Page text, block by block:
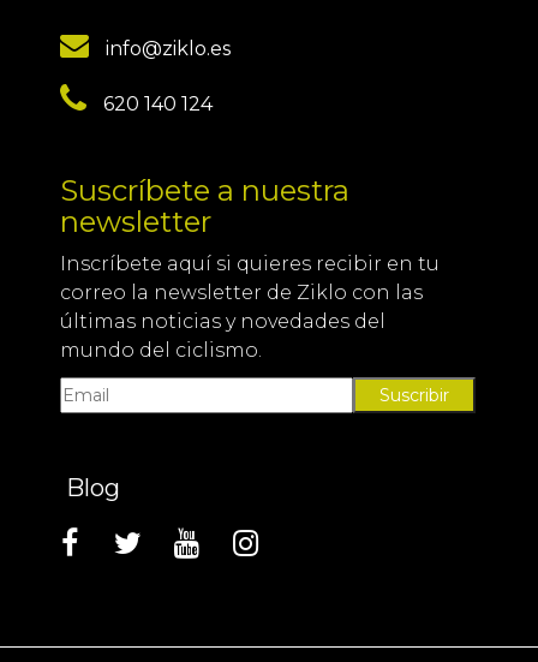
info@ziklo.es
620 140 124
Suscríbete a nuestra
newsletter
Inscríbete aquí si quieres recibir en tu
correo la newsletter de Ziklo con las
últimas noticias y novedades del
mundo del ciclismo.
Suscribir
Blog